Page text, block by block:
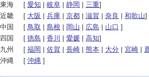
東海
[ 愛知 | 岐阜 | 静岡 | 三重]
近畿
[ 大阪 | 兵庫 | 京都 | 滋賀 | 奈良 | 和歌山]
中国
[ 鳥取 | 島根 | 岡山 | 広島 | 山口 ]
四国
[ 徳島 | 香川 | 愛媛 | 高知]
九州
[ 福岡 | 佐賀 | 長崎 | 熊本 | 大分 | 宮崎 |
沖縄
[ 沖縄 ]